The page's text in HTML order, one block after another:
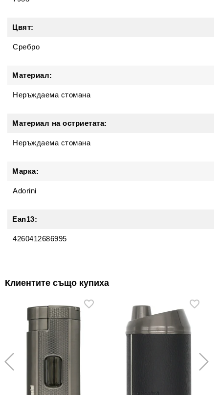
Цвят:
Сребро
Материал:
Неръждаема стомана
Материал на остриетата:
Неръждаема стомана
Марка:
Adorini
Ean13:
4260412686995
Клиентите също купиха